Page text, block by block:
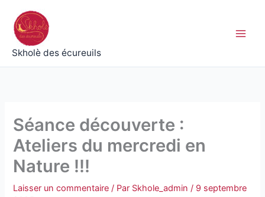
contenu
Skholè des écureuils
Séance découverte :
Ateliers du mercredi en
Nature !!!
Laisser un commentaire / Par Skhole_admin/ 9 septembre